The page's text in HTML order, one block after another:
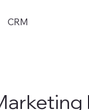
CRM